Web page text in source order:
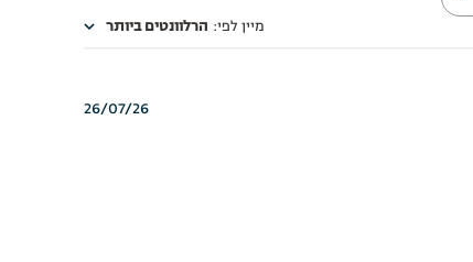
מיין לפי: הרלוונטים ביותר
תאריך
26/07/26